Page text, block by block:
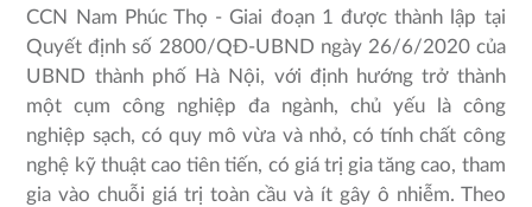
CCN Nam Phúc Thọ - Giai đoạn 1 được thành lập tại
Quyết định số 2800/QĐ-UBND ngày 26/6/2020 của
UBND thành phố Hà Nội, với định hướng trở thành
một cụm công nghiệp đa ngành, chủ yếu là công
nghiệp sạch, có quy mô vừa và nhỏ, có tính chất công
nghệ kỹ thuật cao tiên tiến, có giá trị gia tăng cao, tham
gia vào chuỗi giá trị toàn cầu và ít gây ô nhiễm. Theo